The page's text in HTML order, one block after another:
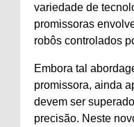
variedade de
promissoras
robôs controlados
Embora tal
promissora, ainda
devem ser
precisão. Neste